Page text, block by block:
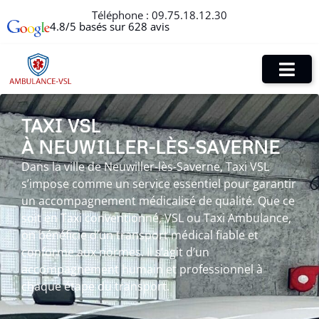
Téléphone : 09.75.18.12.30
4.8/5 basés sur 628 avis
TAXI VSL
À NEUWILLER-LÈS-SAVERNE
Dans la ville de Neuwiller-lès-Saverne, Taxi VSL
s’impose comme un service essentiel pour garantir
un accompagnement médicalisé de qualité. Que ce
soit en Taxi conventionné, VSL ou Taxi Ambulance,
on bénéficie d’un transport médical fiable et
conforme aux normes. Il s’agit d’un
accompagnement humain et professionnel à
chaque étape du transport.